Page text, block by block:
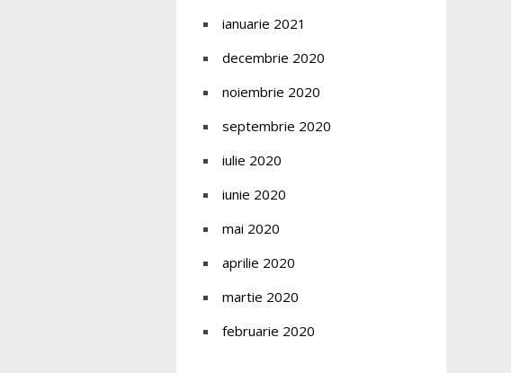
ianuarie 2021
decembrie 2020
noiembrie 2020
septembrie 2020
iulie 2020
iunie 2020
mai 2020
aprilie 2020
martie 2020
februarie 2020